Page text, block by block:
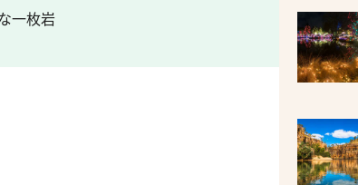
一枚岩